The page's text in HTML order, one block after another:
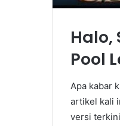
Halo,
Pool
Apa kabar
artikel kali
versi